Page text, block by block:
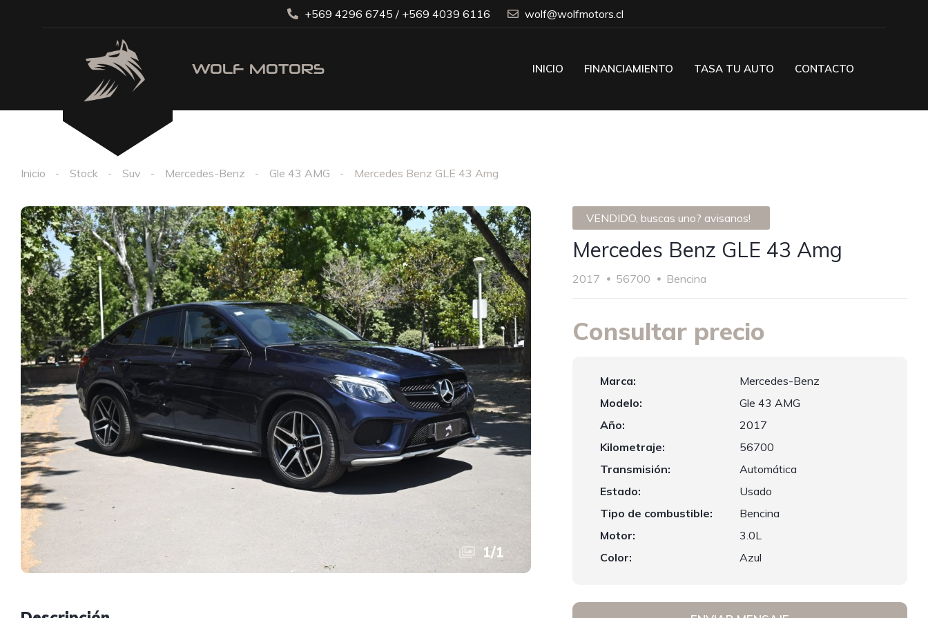
+569 4296 6745 / +569 4039 6116 wolf@wolfmotors.cl
INICIO FINANCIAMIENTO TASA TU AUTO CONTACTO
Inicio Stock Suv Mercedes-Benz Gle 43 AMG Mercedes Benz GLE 43 Amg
1/1
VENDIDO, buscas uno? avisanos!
Mercedes Benz GLE 43 Amg
2017 56700 Bencina
Consultar precio
Marca:
Mercedes-Benz
Modelo:
Gle 43 AMG
Año:
2017
Kilometraje:
56700
Transmisión:
Automática
Estado:
Usado
Tipo de combustible:
Bencina
Motor:
3.0L
Color:
Azul